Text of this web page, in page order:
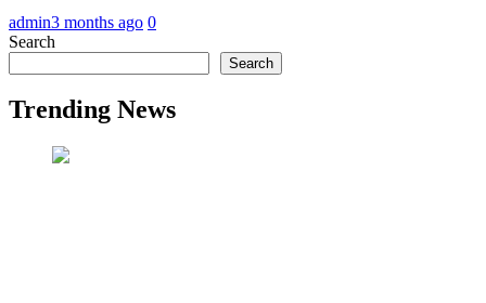
admin3 months ago 0
Search
Search
Trending News